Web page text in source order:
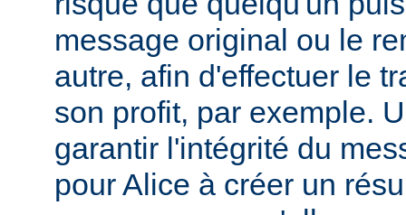
message original ou le
autre, afin d'effectuer le
son profit, par exemple.
garantir l'intégrité du
pour Alice à créer un